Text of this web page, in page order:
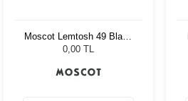
Moscot Lemtosh 49 Black
Mellow Yellow
0,00 TL